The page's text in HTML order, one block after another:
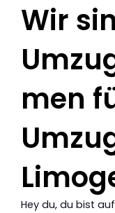
Wir
men
Hey du, du bist